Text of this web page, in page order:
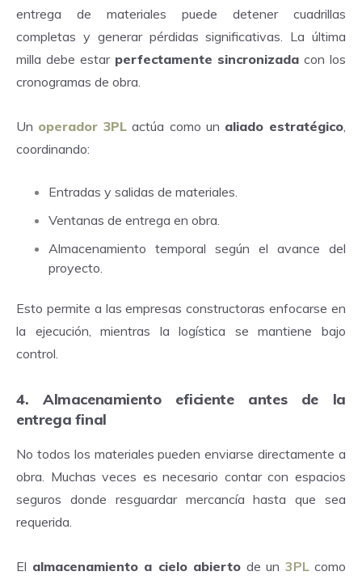
entrega de materiales puede detener cuadrillas
completas y generar pérdidas significativas. La última
milla debe estar perfectamente sincronizada con los
cronogramas de obra.
Un operador 3PL actúa como un aliado estratégico,
coordinando:
Entradas y salidas de materiales.
Ventanas de entrega en obra.
Almacenamiento temporal según el avance del
proyecto.
Esto permite a las empresas constructoras enfocarse en
la ejecución, mientras la logística se mantiene bajo
control.
4. Almacenamiento eficiente antes de la
entrega final
No todos los materiales pueden enviarse directamente a
obra. Muchas veces es necesario contar con espacios
seguros donde resguardar mercancía hasta que sea
requerida.
El almacenamiento a cielo abierto de un 3PLcomo